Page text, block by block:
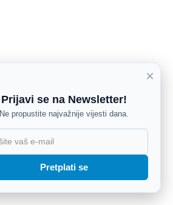
×
Prijavi se na Newsletter!
Ne propustite najvažnije vijesti dana.
Pretplati se